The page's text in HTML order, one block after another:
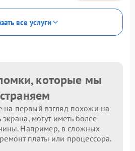
все услуги
которые мы
на первый взгляд похожи на
экрана, могут иметь более
Например, в сложных
ремонт платы или процессора.